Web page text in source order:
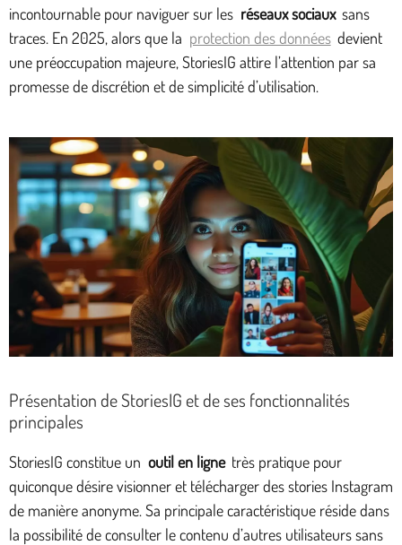
incontournable pour naviguer sur les réseaux sociaux sans
traces. En 2025, alors que la protection des données devient
une préoccupation majeure, StoriesIG attire l’attention par sa
promesse de discrétion et de simplicité d’utilisation.
Présentation de StoriesIG et de ses fonctionnalités
principales
StoriesIG constitue un outil en ligne très pratique pour
quiconque désire visionner et télécharger des stories Instagram
de manière anonyme. Sa principale caractéristique réside dans
la possibilité de consulter le contenu d’autres utilisateurs sans